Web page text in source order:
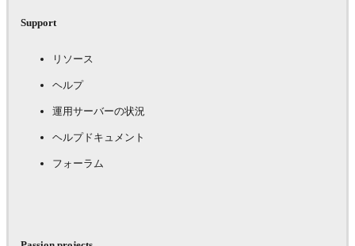
Support
リソース
ヘルプ
運用サーバーの状況
ヘルプドキュメント
フォーラム